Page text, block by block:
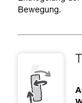
Bewegung.